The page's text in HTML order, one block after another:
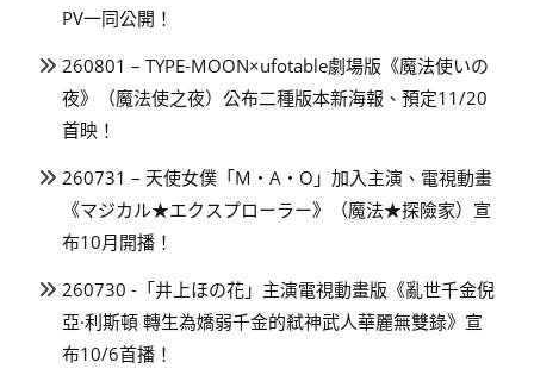
PV一同公開！
260801 – TYPE-MOON×ufotable劇場版《魔法使いの
夜》（魔法使之夜）公布二種版本新海報、預定11/20
首映！
260731 – 天使女僕「M・A・O」加入主演、電視動畫
《マジカル★エクスプローラー》（魔法★探險家）宣
布10月開播！
260730 -「井上ほの花」主演電視動畫版《亂世千金倪
亞·利斯頓 轉生為嬌弱千金的弒神武人華麗無雙錄》宣
布10/6首播！